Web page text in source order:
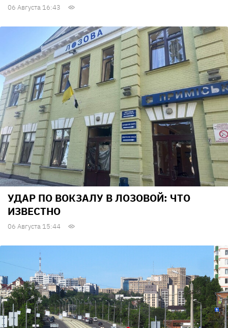
06 Августа 16:43
УДАР ПО ВОКЗАЛУ В ЛОЗОВОЙ: ЧТО
ИЗВЕСТНО
06 Августа 15:44